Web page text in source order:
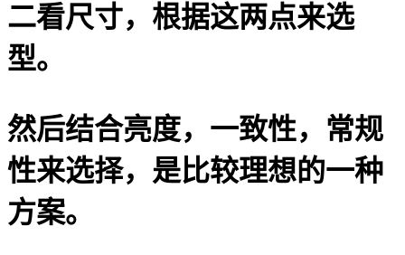
二看尺寸，根据这两点来选
型。
然后结合亮度，一致性，常规
性来选择，是比较理想的一种
方案。